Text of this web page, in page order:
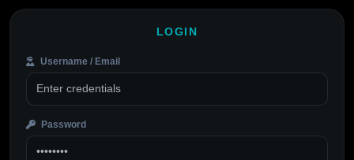
LOGIN
Username / Email
Password